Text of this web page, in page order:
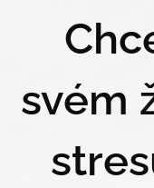
svém